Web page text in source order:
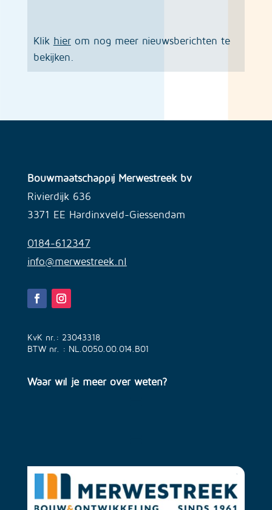
Klik hierom nog meer nieuwsberichten te
bekijken.
Bouwmaatschappij Merwestreek bv
Rivierdijk 636
3371 EE Hardinxveld-Giessendam
0184-612347
info@merwestreek.nl
KvK nr.: 23043318
BTW nr. : NL.0050.00.014.B01
Waar wil je meer over weten?